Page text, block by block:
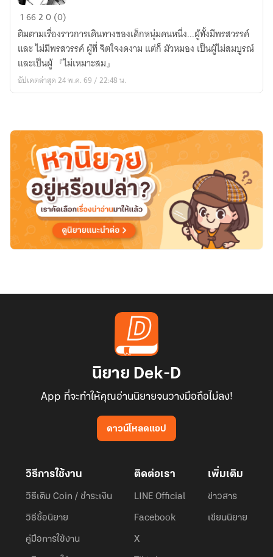
『Type-
Moon』
จิต
วิญญาณ
อัน
ไม่
ใต้
แสงจันทร์
16620 (0)
ติมตามเรื่องราวการเดินทางของเด็กหนุ่มคนหนึ่ง...ผู้ทั้งมีพรสวรรค์
และ ไม่มีพรสวรรค์ ผู้ที่ จิตใจงดงาม แต่ก็ มัวหมอง เป็นผู้ไม่สมบูรณ์
และเป็นผู้ 『ไม่เหมาะสม』
อัปเดตล่าสุด 24 พ.ค. 69 / 22:48 น.
นิยาย Dek-D
App ที่จะทำให้คุณอ่านนิยายจนวางมือถือไม่ลง!
ดาวน์โหลดแอป
วิธีการใช้งาน
วิธีเติม Coin / ชำระเงิน
วิธีซื้อนิยาย
คู่มือการใช้งาน
ติดต่อเรา
LINE Official
Facebook
X
เพิ่มเติม
ข่าวสาร
เขียนนิยาย